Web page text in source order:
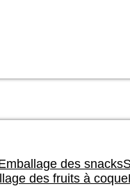
des snacks
des fruits à coque